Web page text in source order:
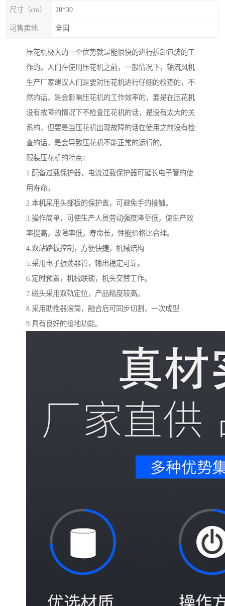
尺寸（cm） 20*30
可售卖地 全国
压花机极大的一个优势就是能很快的进行拆卸包装的工
作的。人们在使用压花机之前，一般情况下，轴流风机
生产厂家建议人们是要对压花机进行仔细的检查的，不
然的话，是会影响压花机的工作效率的，要是在压花机
没有故障的情况下不检查压花机的话，是没有太大的关
系的，但要是当压花机出现故障的话在使用之前没有检
查的话，是会导致压花机不能正常的运行的。
服装压花机的特点：
1.配备过载保护器，电流过载保护器可延长电子管的使
用寿命。
2.本机采用头部板的保护盖，可避免手的接触。
3.操作简单，可使生产人员劳动强度降至低，使生产效
率提高，故障率低，寿命长，性能价格比合理。
4.双站踏板控制，方便快捷，机械结构
5.采用电子振荡器管，输出稳定可靠。
6.定时预置，机械联锁，机头交替工作。
7.磁头采用双轨定位，产品精度较高。
8.采用助推器滚筒，融合后可同步切割，一次成型.
9.具有良好的接地功能。